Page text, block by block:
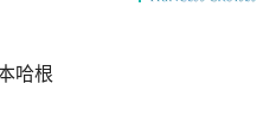
哈根